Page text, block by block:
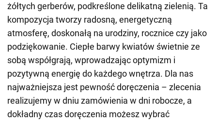
żółtych gerberów, podkreślone delikatną zielenią. Ta
kompozycja tworzy radosną, energetyczną
atmosferę, doskonałą na urodziny, rocznice czy jako
podziękowanie. Ciepłe barwy kwiatów świetnie ze
sobą współgrają, wprowadzając optymizm i
pozytywną energię do każdego wnętrza. Dla nas
najważniejsza jest pewność doręczenia – zlecenia
realizujemy w dniu zamówienia w dni robocze, a
dokładny czas doręczenia możesz wybrać